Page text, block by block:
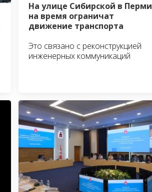
На улице Сибирской в Перми
на время ограничат
движение транспорта
Это связано с реконструкцией
инженерных коммуникаций